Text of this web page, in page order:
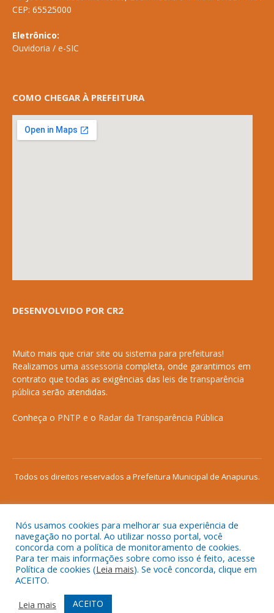
CEP: 65525000
Eletrônico:
Ouvidoria / e-SIC
COMO CHEGAR À PREFEITURA
DESENVOLVIDO POR CR2
Muito mais que criar site ou sistema para prefeituras!
Realizamos uma assessoria completa, onde garantimos em
contrato que todas as exigências das leis de transparência
pública serão atendidas.
Conheça o PNTP e o Radar da Transparência Pública
Todos os direitos reservados a Prefeitura Municipal de Anapurus.
Mapa do Site
Acessar Área Administrativa
Acessar o Webmail
Nós usamos cookies para melhorar sua experiência de
navegação no portal. Ao utilizar nosso portal, você
concorda com a política de monitoramento de cookies.
Para ter mais informações sobre como isso é feito, acesse
Política de cookies (Leia mais). Se você concorda, clique em
ACEITO.
Leia mais
ACEITO